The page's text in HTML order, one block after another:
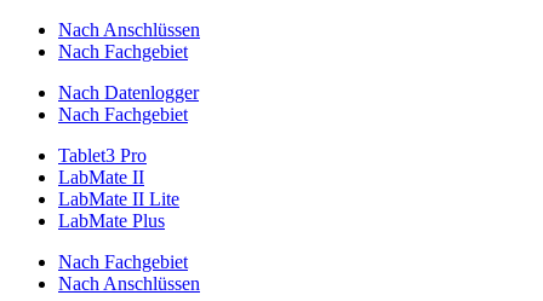
Nach Anschlüssen
Nach Fachgebiet
Nach Datenlogger
Nach Fachgebiet
Tablet3 Pro
LabMate II
LabMate II Lite
LabMate Plus
Nach Fachgebiet
Nach Anschlüssen